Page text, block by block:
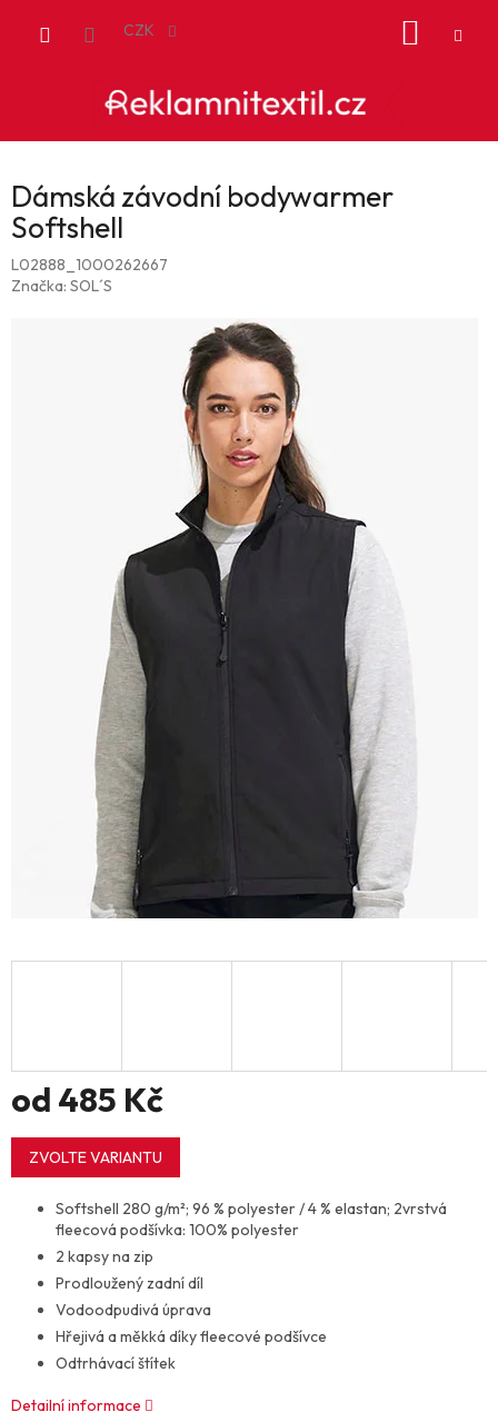
CZK
Dámská závodní bodywarmer
Softshell
L02888_1000262667
Značka: SOL´S
od 485 Kč
Měrná
cena:
ZVOLTE VARIANTU
Softshell 280 g/m²; 96 % polyester / 4 % elastan; 2vrstvá
fleecová podšívka: 100% polyester
2 kapsy na zip
Prodloužený zadní díl
Vodoodpudivá úprava
Hřejivá a měkká díky fleecové podšívce
Odtrhávací štítek
Detailní informace